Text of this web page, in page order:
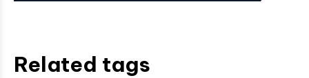
Related tags